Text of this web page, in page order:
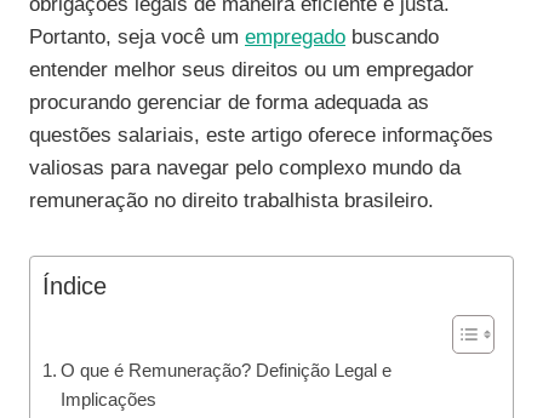
Portanto, seja você um empregado buscando
entender melhor seus direitos ou um empregador
procurando gerenciar de forma adequada as
questões salariais, este artigo oferece informações
valiosas para navegar pelo complexo mundo da
remuneração no direito trabalhista brasileiro.
Índice
O que é Remuneração? Definição Legal e
Implicações